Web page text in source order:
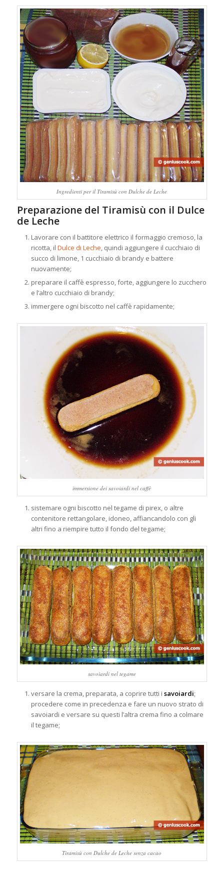
Ingredienti per il Tiramisù con Dulche de Leche
Preparazione del Tiramisù con il Dulce
de Leche
Lavorare con il battitore elettrico il formaggio cremoso, la
ricotta, il Dulce di Leche, quindi aggiungere il cucchiaio di
succo di limone, 1 cucchiaio di brandy e battere
nuovamente;
preparare il caffè espresso, forte, aggiungere lo zucchero
e l’altro cucchiaio di brandy;
immergere ogni biscotto nel caffè rapidamente;
immersione dei savoiardi nel caffè
sistemare ogni biscotto nel tegame di pirex, o altre
contenitore rettangolare, idoneo, affiancandolo con gli
altri fino a riempire tutto il fondo del tegame;
savoiardi nel tegame
versare la crema, preparata, a coprire tutti i savoiardi;
procedere come in precedenza e fare un nuovo strato di
savoiardi e versare su questi l’altra crema fino a colmare
il tegame;
Tiramisù con Dulche de Leche senza cacao